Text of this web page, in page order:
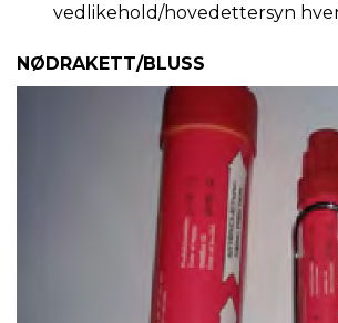
vedlikehold/hovedettersyn
NØDRAKETT/BLUSS